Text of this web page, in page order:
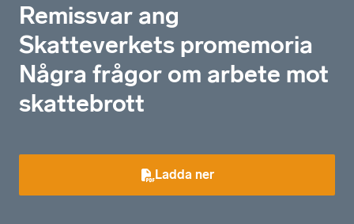
Remissvar ang
Skatteverkets promemoria
Några frågor om arbete mot
skattebrott
Ladda ner